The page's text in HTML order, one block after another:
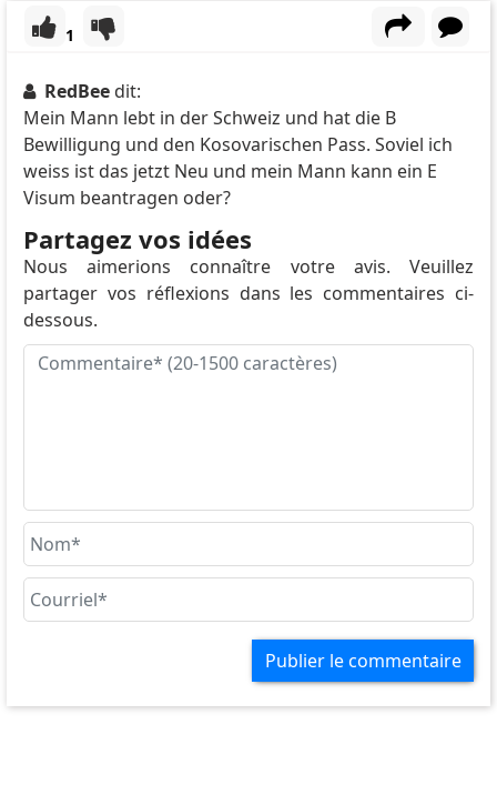
1
RedBee dit:
Mein Mann lebt in der Schweiz und hat die B
Bewilligung und den Kosovarischen Pass. Soviel ich
weiss ist das jetzt Neu und mein Mann kann ein E
Visum beantragen oder?
Partagez vos idées
Nous aimerions connaître votre avis. Veuillez
partager vos réflexions dans les commentaires ci-
dessous.
Publier le commentaire